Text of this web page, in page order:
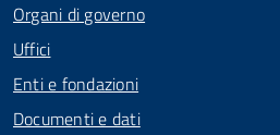
Organi di governo
Uffici
Enti e fondazioni
Documenti e dati